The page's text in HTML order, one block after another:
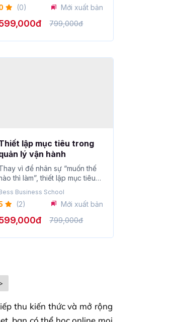
(0) Mới xuất bản
799,000đ
lập mục tiêu trong
lý vận hành
vì để nhân sự “muốn thế
thì làm”, thiết lập mục tiêu
Business School
(2) Mới xuất bản
799,000đ
thu kiến thức và mở rộng